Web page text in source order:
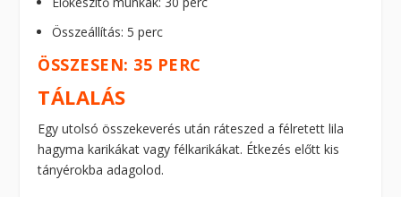
Összeállítás: 5 perc
ÖSSZESEN: 35 PERC
TÁLALÁS
Egy utolsó összekeverés után ráteszed a félretett lila
hagyma karikákat vagy félkarikákat. Étkezés előtt kis
tányérokba adagolod.